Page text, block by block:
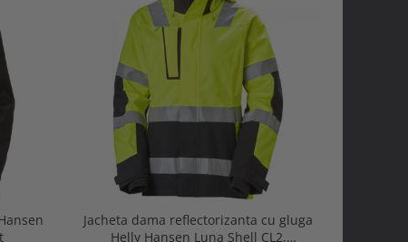
Jacheta dama reflectorizanta cu gluga
Helly Hansen Luna Shell CL2,